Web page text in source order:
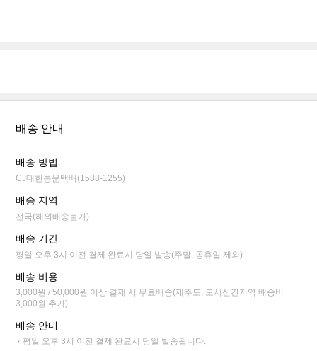
배송 안내
배송 방법
CJ대한통운택배(1588-1255)
배송 지역
전국(해외배송불가)
배송 기간
평일 오후 3시 이전 결제 완료시 당일 발송(주말, 공휴일 제외)
배송 비용
3,000원 / 50,000원 이상 결제 시 무료배송(제주도, 도서산간지역 배송비
3,000원 추가)
배송 안내
평일 오후 3시 이전 결제 완료시 당일 발송됩니다.